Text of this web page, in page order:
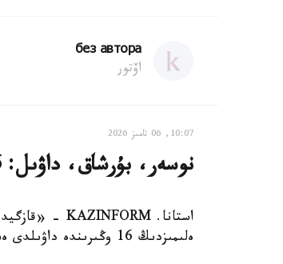
без автора
اۆتور
10:07, 06 تامىز 2026
نوسەر، بۇرشاق، داۋىل: 16 وڭىرگە اۋا رايىنا بايلانىستى ەسكەرتۋ جاسالدى
ەلىمىزدىڭ 16 وڭىرىندە داۋىلدى ەسكەرتۋ جاريالادى.